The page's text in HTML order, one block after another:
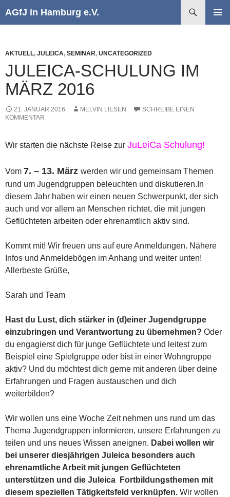
AGfJ in Hamburg e.V.
AKTUELL, JULEICA, SEMINAR, UNCATEGORIZED
JULEICA-SCHULUNG IM
MÄRZ 2016
21. JANUAR 2016 MELVIN LIESEN
SCHREIBE EINEN
KOMMENTAR
Wir starten die nächste Reise zur JuLeiCa Schulung!
Vom 7. – 13. März werden wir und gemeinsam Themen
rund um Jugendgruppen beleuchten und diskutieren.In
diesem Jahr haben wir einen neuen Schwerpunkt, der sich
auch und vor allem an Menschen richtet, die mit jungen
Geflüchteten arbeiten oder ehrenamtlich aktiv sind.
Kommt mit! Wir freuen uns auf eure Anmeldungen. Nähere
Infos und Anmeldebögen im Anhang und weiter unten!
Allerbeste Grüße,
Sarah und Team
Hast du Lust, dich stärker in (d)einer Jugendgruppe
einzubringen und Verantwortung zu übernehmen? Oder
du engagierst dich für junge Geflüchtete und leitest zum
Beispiel eine Spielgruppe oder bist in einer Wohngruppe
aktiv? Und du möchtest dich gerne mit anderen über deine
Erfahrungen und Fragen austauschen und dich
weiterbilden?
Wir wollen uns eine Woche Zeit nehmen uns rund um das
Thema Jugendgruppen informieren, unsere Erfahrungen zu
teilen und uns neues Wissen aneignen. Dabei wollen wir
bei unserer diesjährigen Juleica besonders auch
ehrenamtliche Arbeit mit jungen Geflüchteten
unterstützen und die Juleica Fortbildungsthemen mit
diesem speziellen Tätigkeitsfeld verknüpfen. Wir wollen